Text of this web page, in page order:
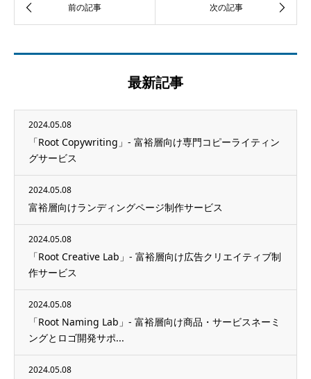
最新記事
2024.05.08
「Root Copywriting」- 富裕層向け専門コピーライティン
グサービス
2024.05.08
富裕層向けランディングページ制作サービス
2024.05.08
「Root Creative Lab」- 富裕層向け広告クリエイティブ制
作サービス
2024.05.08
「Root Naming Lab」- 富裕層向け商品・サービスネーミ
ングとロゴ開発サポ...
2024.05.08